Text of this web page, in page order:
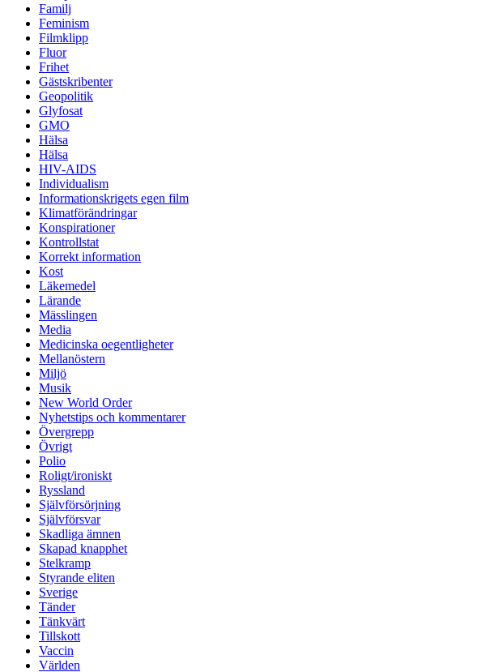
Familj
Feminism
Filmklipp
Fluor
Frihet
Gästskribenter
Geopolitik
Glyfosat
GMO
Hälsa
Hälsa
HIV-AIDS
Individualism
Informationskrigets egen film
Klimatförändringar
Konspirationer
Kontrollstat
Korrekt information
Kost
Läkemedel
Lärande
Mässlingen
Media
Medicinska oegentligheter
Mellanöstern
Miljö
Musik
New World Order
Nyhetstips och kommentarer
Övergrepp
Övrigt
Polio
Roligt/ironiskt
Ryssland
Självförsörjning
Självförsvar
Skadliga ämnen
Skapad knapphet
Stelkramp
Styrande eliten
Sverige
Tänder
Tänkvärt
Tillskott
Vaccin
Världen